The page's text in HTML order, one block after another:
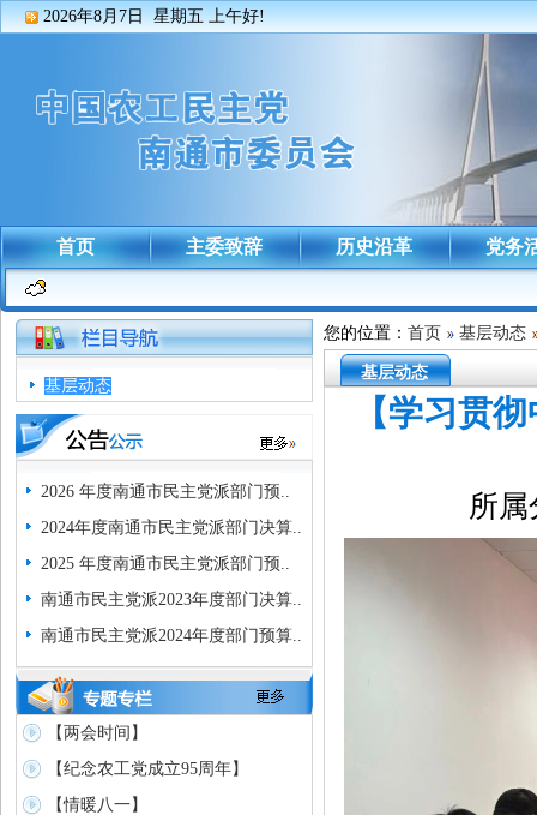
2026年8月7日 星期五上午好!
首页 主委致辞 历史沿革 党务
基层动态
2026 年度南通市民主党派部门预..
2024年度南通市民主党派部门决算..
2025 年度南通市民主党派部门预..
南通市民主党派2023年度部门决算..
南通市民主党派2024年度部门预算..
【两会时间】
【纪念农工党成立95周年】
【情暖八一】
您的位置： 首页 基层动态
基层动态
【学习贯
所